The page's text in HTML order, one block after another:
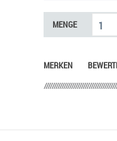
MENGE
MERKEN